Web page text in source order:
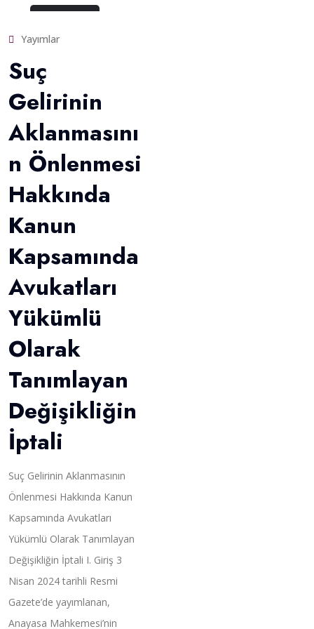
6 Mayıs 2024
Yayımlar
Suç
Gelirinin
Aklanmasını
n Önlenmesi
Hakkında
Kanun
Kapsamında
Avukatları
Yükümlü
Olarak
Tanımlayan
Değişikliğin
İptali
Suç Gelirinin Aklanmasının
Önlenmesi Hakkında Kanun
Kapsamında Avukatları
Yükümlü Olarak Tanımlayan
Değişikliğin İptali I. Giriş 3
Nisan 2024 tarihli Resmi
Gazete’de yayımlanan,
Anayasa Mahkemesi’nin